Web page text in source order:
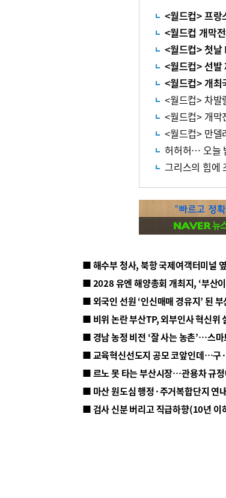
<월드컵> 프랑
<월드컵 개막
<월드컵> 첫
<월드컵> 선
<월드컵> 개
<월드컵> 차
<월드컵> 개막
<월드컵> 만델
허허허… 오늘
그리스의 힘에
■ 해수부 청사, 북항 국제여객터미널
■ 2028 유엔 해양총회 개최지, ‘부산
■ 외국인 선원 ‘인신매매 경유지’ 된
■ 비위 논란 부산TP, 외부인사 혁신위
■ 르노 못 타는 부산시장…관용차 규정
■ 마산 원도심 행정·주거복합단지 연